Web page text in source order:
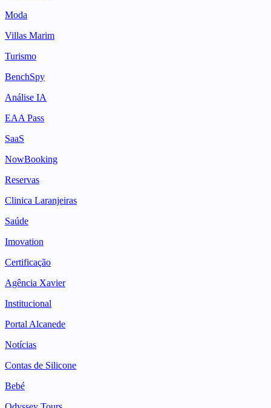
Moda
Villas Marim
Turismo
BenchSpy
Análise IA
EAA Pass
SaaS
NowBooking
Reservas
Clinica Laranjeiras
Saúde
Imovation
Certificação
Agência Xavier
Institucional
Portal Alcanede
Notícias
Contas de Silicone
Bebé